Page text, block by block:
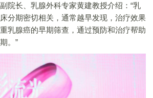
院长、乳腺外科专家黄建教授介绍：“乳
分期密切相关，通常越早发现，治疗效果
乳腺癌的早期筛查，通过预防和治疗帮助
。”